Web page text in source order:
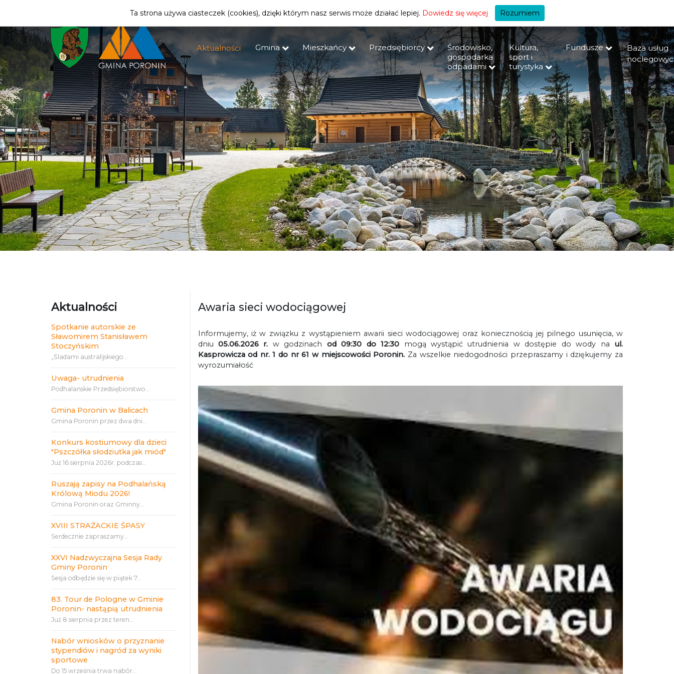
| MIESZKANIEC +A
Aktualności Gmina Mieszkańcy Przedsiębiorcy
Środowisko,
gospodarka
odpadami
Kultura,
sport i
turystyka
Fundusze
Baza usług
Aktualności
Spotkanie autorskie ze
Sławomirem Stanisławem
Stoczyńskim
„Śladami australijskiego...
Uwaga- utrudnienia
Podhalańskie Przedsiębiorstwo...
Gmina Poronin w Balicach
Gmina Poronin przez dwa dni...
Konkurs kostiumowy dla dzieci
"Pszczółka słodziutka jak miód"
Już 16 sierpnia 2026r. podczas...
Ruszają zapisy na Podhalańską
Królową Miodu 2026!
Gmina Poronin oraz Gminny...
XVIII STRAŻACKIE ŚPASY
Serdecznie zapraszamy...
XXVI Nadzwyczajna Sesja Rady
Gminy Poronin
Sesja odbędzie się w piątek 7...
83. Tour de Pologne w Gminie
Poronin- nastąpią utrudnienia
Już 8 sierpnia przez teren...
Nabór wniosków o przyznanie
stypendiów i nagród za wyniki
sportowe
Do 15 września trwa nabór...
Awaria sieci wodociągowej
Informujemy, iż w związku z wystąpieniem awarii sieci wodociągowej oraz koniecznością jej pilnego usunięcia, w
dniu 05.06.2026 r. w godzinach od 09:30 do 12:30 mogą wystąpić utrudnienia w dostępie do wody na ul.
Kasprowicza od nr. 1 do nr 61 w miejscowości Poronin. Za wszelkie niedogodności przepraszamy i dziękujemy za
wyrozumiałość
Ta strona używa ciasteczek (cookies), dzięki którym nasz serwis może działać lepiej. Dowiedz się więcej Rozumiem